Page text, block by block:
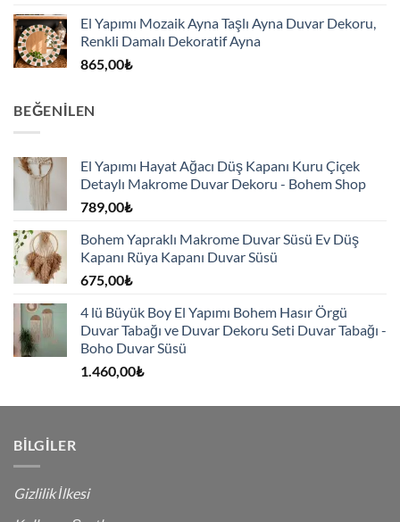
El Yapımı Mozaik Ayna Taşlı Ayna Duvar Dekoru,
Renkli Damalı Dekoratif Ayna
865,00₺
BEĞENILEN
El Yapımı Hayat Ağacı Düş Kapanı Kuru Çiçek
Detaylı Makrome Duvar Dekoru - Bohem Shop
789,00₺
Bohem Yapraklı Makrome Duvar Süsü Ev Düş
Kapanı Rüya Kapanı Duvar Süsü
675,00₺
4 lü Büyük Boy El Yapımı Bohem Hasır Örgü
Duvar Tabağı ve Duvar Dekoru Seti Duvar Tabağı -
Boho Duvar Süsü
1.460,00₺
BILGILER
Gizlilik İlkesi